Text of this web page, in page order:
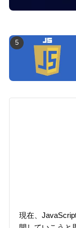
現在、